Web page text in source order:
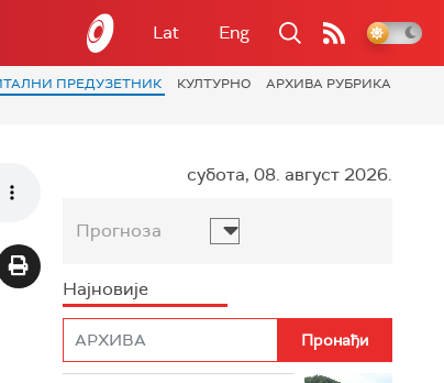
Lat Eng
ПРЕДУЗЕТНИК КУЛТУРНО
АРХИВА РУБРИКА
субота, 08. август 2026.
Прогноза
Најновије